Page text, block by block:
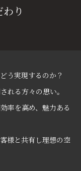
り
う実現するのか？
れる方々の思い。
率を高め、魅力ある
様と共有し理想の空